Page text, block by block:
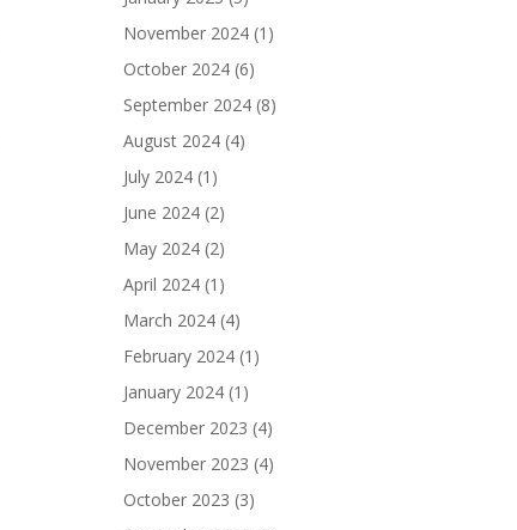
November 2024 (1)
October 2024 (6)
September 2024 (8)
August 2024 (4)
July 2024 (1)
June 2024 (2)
May 2024 (2)
April 2024 (1)
March 2024 (4)
February 2024 (1)
January 2024 (1)
December 2023 (4)
November 2023 (4)
October 2023 (3)